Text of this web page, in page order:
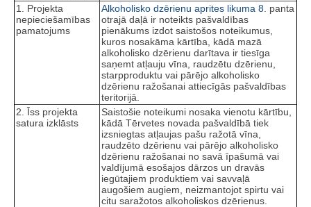
1. Projekta
nepieciešamības
pamatojums
Alkoholisko dzērienu aprites likuma 8.
panta
otrajā daļā ir noteikts pašvaldības
pienākums izdot saistošos noteikumus,
kuros nosakāma kārtība, kādā mazā
alkoholisko dzērienu darītava ir tiesīga
saņemt atļauju vīna, raudzētu dzērienu,
starpproduktu vai pārējo alkoholisko
dzērienu ražošanai attiecīgās pašvaldības
teritorijā.
2. Īss projekta
satura izklāsts
Saistošie noteikumi nosaka vienotu kārtību,
kādā Tērvetes novada pašvaldībā tiek
izsniegtas atļaujas pašu ražotā vīna,
raudzēto dzērienu vai pārējo alkoholisko
dzērienu ražošanai no savā īpašumā vai
valdījumā esošajos dārzos un dravās
iegūtajiem produktiem vai savvaļā
augošiem augiem, neizmantojot spirtu vai
citu saražotos alkoholiskos dzērienus.